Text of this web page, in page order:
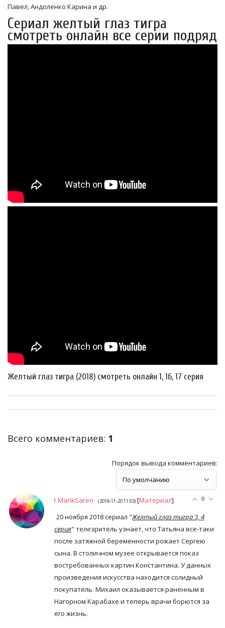
Павел, Андоленко Карина и др.
Сериал желтый глаз тигра
смотреть онлайн все серии подряд
Желтый глаз тигра (2018) смотреть онлайн 1, 16, 17 серия
Всего комментариев: 1
Порядок вывода комментариев:
0
1 MarikSaren (2018-11-20 11:03) [Материал]
20 ноября 2018 сериал "Желтый глаз тигра 3, 4
серия" телезритель узнает, что Татьяна все-таки
после затяжной беременности рожает Сергею
сына. В столичном музее открывается показ
востребованных картин Константина. У данных
произведения искусства находится солидный
покупатель. Михаил оказывается раненным в
Нагорном Карабахе и теперь врачи борются за
его жизнь.